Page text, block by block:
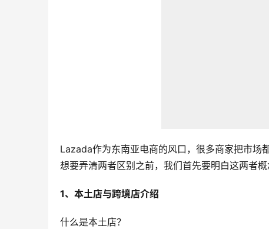
Lazada作为东南亚电商的风口，很多商家把市场
想要弄清两者区别之前，我们首先要明白这两者概
1、本土店与跨境店介绍
什么是本土店？